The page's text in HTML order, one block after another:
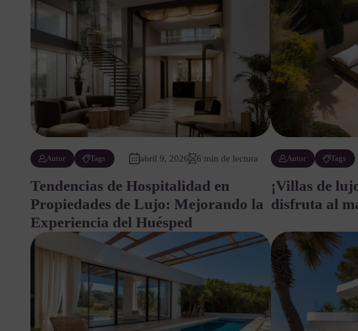
Autor Tags abril 9, 2026 6 min de lectura
Tendencias de Hospitalidad en
Propiedades de Lujo: Mejorando la
Experiencia del Huésped
Autor Tags
¡Villas de
disfruta al